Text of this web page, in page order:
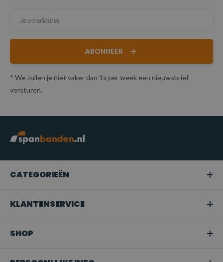
ABONNEER
* We zullen je niet vaker dan 1x per week een nieuwsbrief
versturen.
CATEGORIEËN
KLANTENSERVICE
SHOP